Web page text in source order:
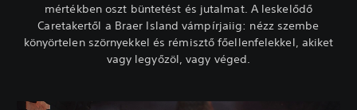
mértékben oszt büntetést és jutalmat. A leskelődő
Caretakertől a Braer Island vámpírjaiig: nézz szembe
könyörtelen szörnyekkel és rémisztő főellenfelekkel, akiket
vagy legyőzöl, vagy véged.